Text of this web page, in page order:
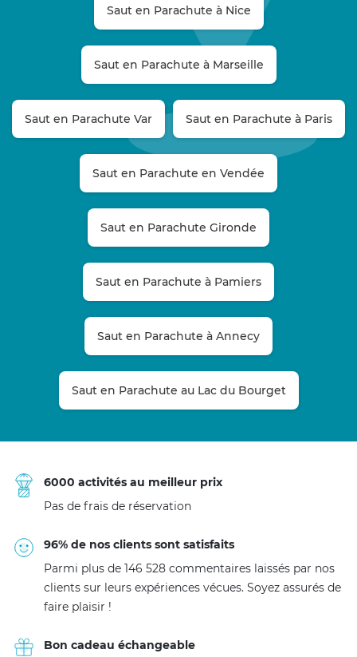
Saut en Parachute à Nice
Saut en Parachute à Marseille
Saut en Parachute Var Saut en Parachute à Paris
Saut en Parachute en Vendée
Saut en Parachute Gironde
Saut en Parachute à Pamiers
Saut en Parachute à Annecy
Saut en Parachute au Lac du Bourget
6000 activités au meilleur prix
Pas de frais de réservation
96% de nos clients sont satisfaits
Parmi plus de 146 528 commentaires laissés par nos
clients sur leurs expériences vécues. Soyez assurés de
faire plaisir !
Bon cadeau échangeable